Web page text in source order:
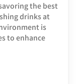
the best
drinks at
is
to enhance